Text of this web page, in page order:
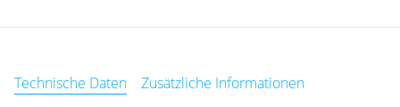
Technische Daten
Zusätzliche Informationen